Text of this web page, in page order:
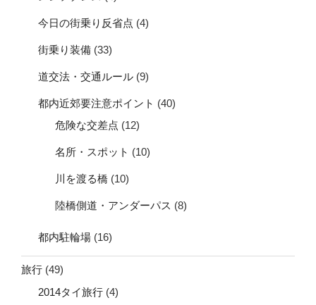
今日の街乗り反省点 (4)
街乗り装備 (33)
道交法・交通ルール (9)
都内近郊要注意ポイント (40)
危険な交差点 (12)
名所・スポット (10)
川を渡る橋 (10)
陸橋側道・アンダーパス (8)
都内駐輪場 (16)
旅行 (49)
2014タイ旅行 (4)